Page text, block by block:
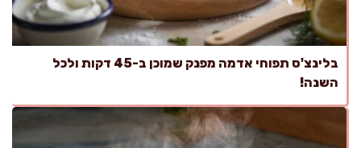
בלינצ'ס תפוחי אדמה מפנק שמוכן ב-45 דקות ולכל
השנה!